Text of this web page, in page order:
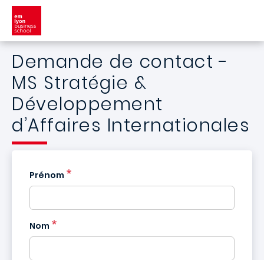
Aller au contenu principal
Demande de contact -
MS Stratégie &
Développement
d’Affaires Internationales
Prénom
Nom
France